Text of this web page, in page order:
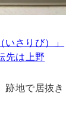
さりび）」
先は上野
跡地で居抜き